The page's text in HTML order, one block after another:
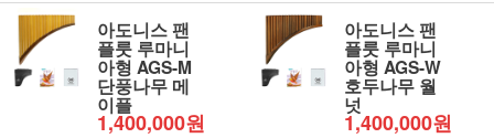
아도니스 팬
플룻 루마니
아형 AGS-M
단풍나무 메
이플
1,400,000원
아도니스 팬
플룻 루마니
아형 AGS-W
호두나무 월
넛
1,400,000원